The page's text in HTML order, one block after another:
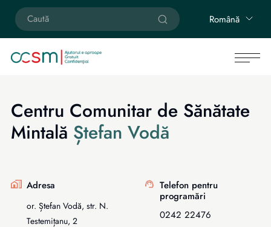
Română
Centru Comunitar de Sănătate
Mintală Ștefan Vodă
Adresa
or. Ștefan Vodă, str. N.
Testemițanu, 2
Telefon pentru
programări
0242 22476